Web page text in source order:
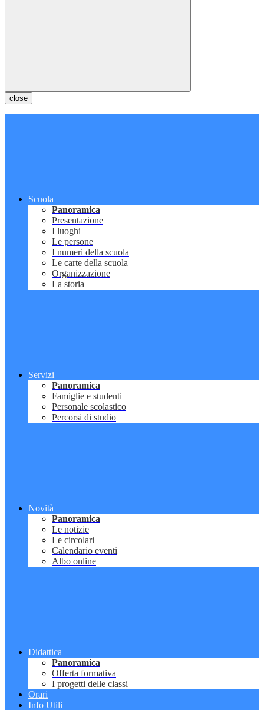
close
Scuola
Panoramica
Presentazione
I luoghi
Le persone
I numeri della scuola
Le carte della scuola
Organizzazione
La storia
Servizi
Panoramica
Famiglie e studenti
Personale scolastico
Percorsi di studio
Novità
Panoramica
Le notizie
Le circolari
Calendario eventi
Albo online
Didattica
Panoramica
Offerta formativa
I progetti delle classi
Orari
Info Utili